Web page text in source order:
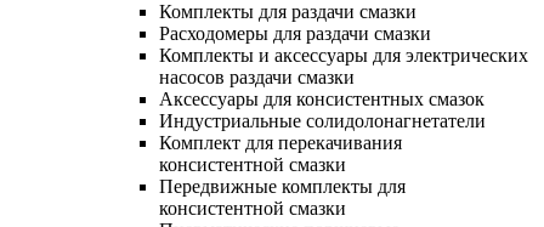
Комплекты для раздачи смазки
Расходомеры для раздачи смазки
Комплекты и аксессуары для электрических
насосов раздачи смазки
Аксессуары для консистентных смазок
Индустриальные солидолонагнетатели
Комплект для перекачивания
консистентной смазки
Передвижные комплекты для
консистентной смазки